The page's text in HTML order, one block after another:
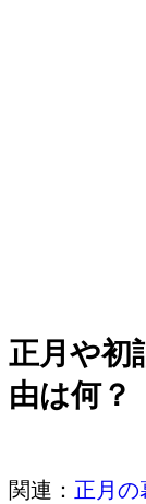
正月や初
由は何？
関連： 正月の